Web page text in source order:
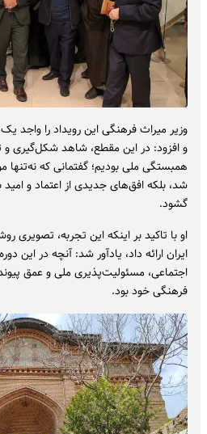
وزیر میراث‌ فرهنگی این رویداد را واجد
و افزود: در این مقطع، شاهد شکل‌گیری
همبستگی ملی بودیم؛ گفتمانی که
شد، بلکه افق‌های جدیدی از اعتماد و
گشود.
او با تاکید بر اینکه این تجربه،
ایران ارائه داد، یادآور شد: آنچه در این
اجتماعی، مسئولیت‌پذیری ملی و عمق
فرهنگی خود بود.